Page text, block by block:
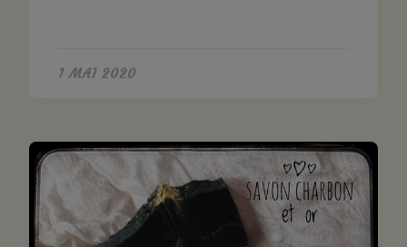
1 MAI 2020